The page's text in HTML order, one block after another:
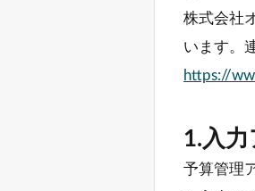
株式会社
います。
https://
1.入
予算管理